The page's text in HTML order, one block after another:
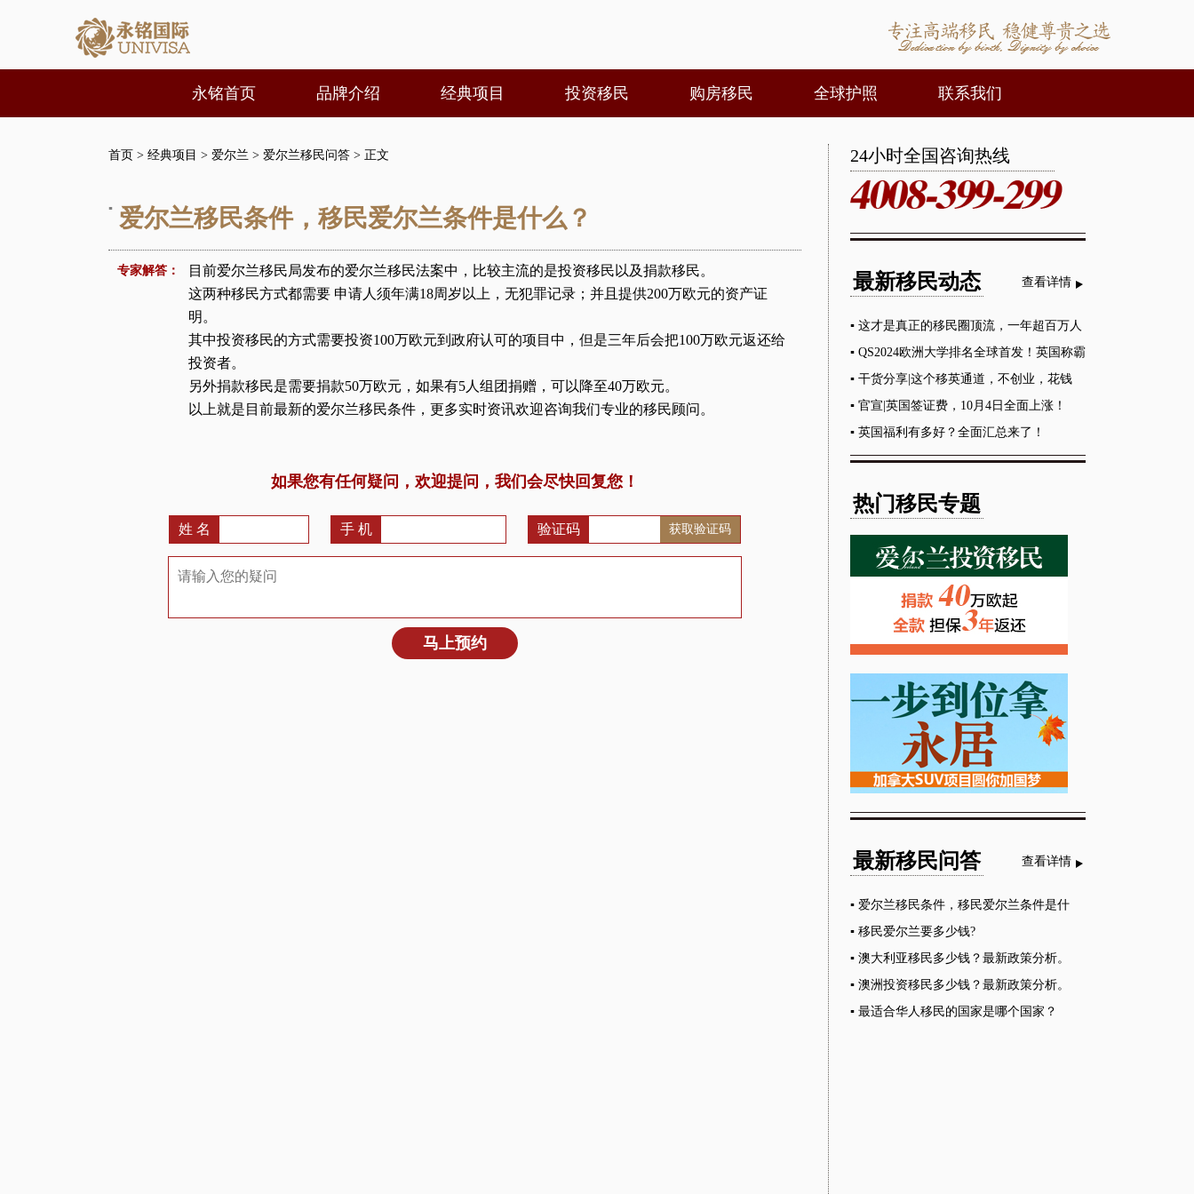
永铭首页 品牌介绍 经典项目 投资移民 购房移民 全球护照 联系我们
首页 > 经典项目 > 爱尔兰 > 爱尔兰移民问答 > 正文
▪ 爱尔兰移民条件，移民爱尔兰条件是什么？
专家解答： 目前爱尔兰移民局发布的爱尔兰移民法案中，比较主流的是投资移民 以及捐款移民。
这两种移民方式都需要 申请人须年满18周岁以上，无犯罪记录；并且提供200万欧元的资产证
明。
其中投资移民的方式需要投资100万欧元到政府认可的项目中，但是三年后会把100万欧元返还给
投资者。
另外捐款移民是需要捐款50万欧元，如果有5人组团捐赠，可以降至40万欧元。
以上就是目前最新的爱尔兰移民条件，更多实时资讯欢迎咨询我们专业的移民顾问。
如果您有任何疑问，欢迎提问，我们会尽快回复您！
姓 名 手 机 验证码 获取验证码
马上预约
24小时全国咨询热线
最新移民动态 查看详情
▪ 这才是真正的移民圈顶流，一年超百万人
移居！
▪ QS2024欧洲大学排名全球首发！英国称霸
榜单
▪ 干货分享|这个移英通道，不创业，花钱
少，...
▪ 官宣|英国签证费，10月4日全面上涨！
▪ 英国福利有多好？全面汇总来了！
热门移民专题
最新移民问答 查看详情
▪ 爱尔兰移民条件，移民爱尔兰条件是什
么？
▪ 移民爱尔兰要多少钱?
▪ 澳大利亚移民多少钱？最新政策分析。
▪ 澳洲投资移民多少钱？最新政策分析。
▪ 最适合华人移民的国家是哪个国家？